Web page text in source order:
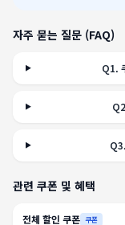
자주 묻는 질문 (FAQ)
Q1.
Q2
Q3
관련 쿠폰 및 혜택
전체 할인 쿠폰 쿠폰